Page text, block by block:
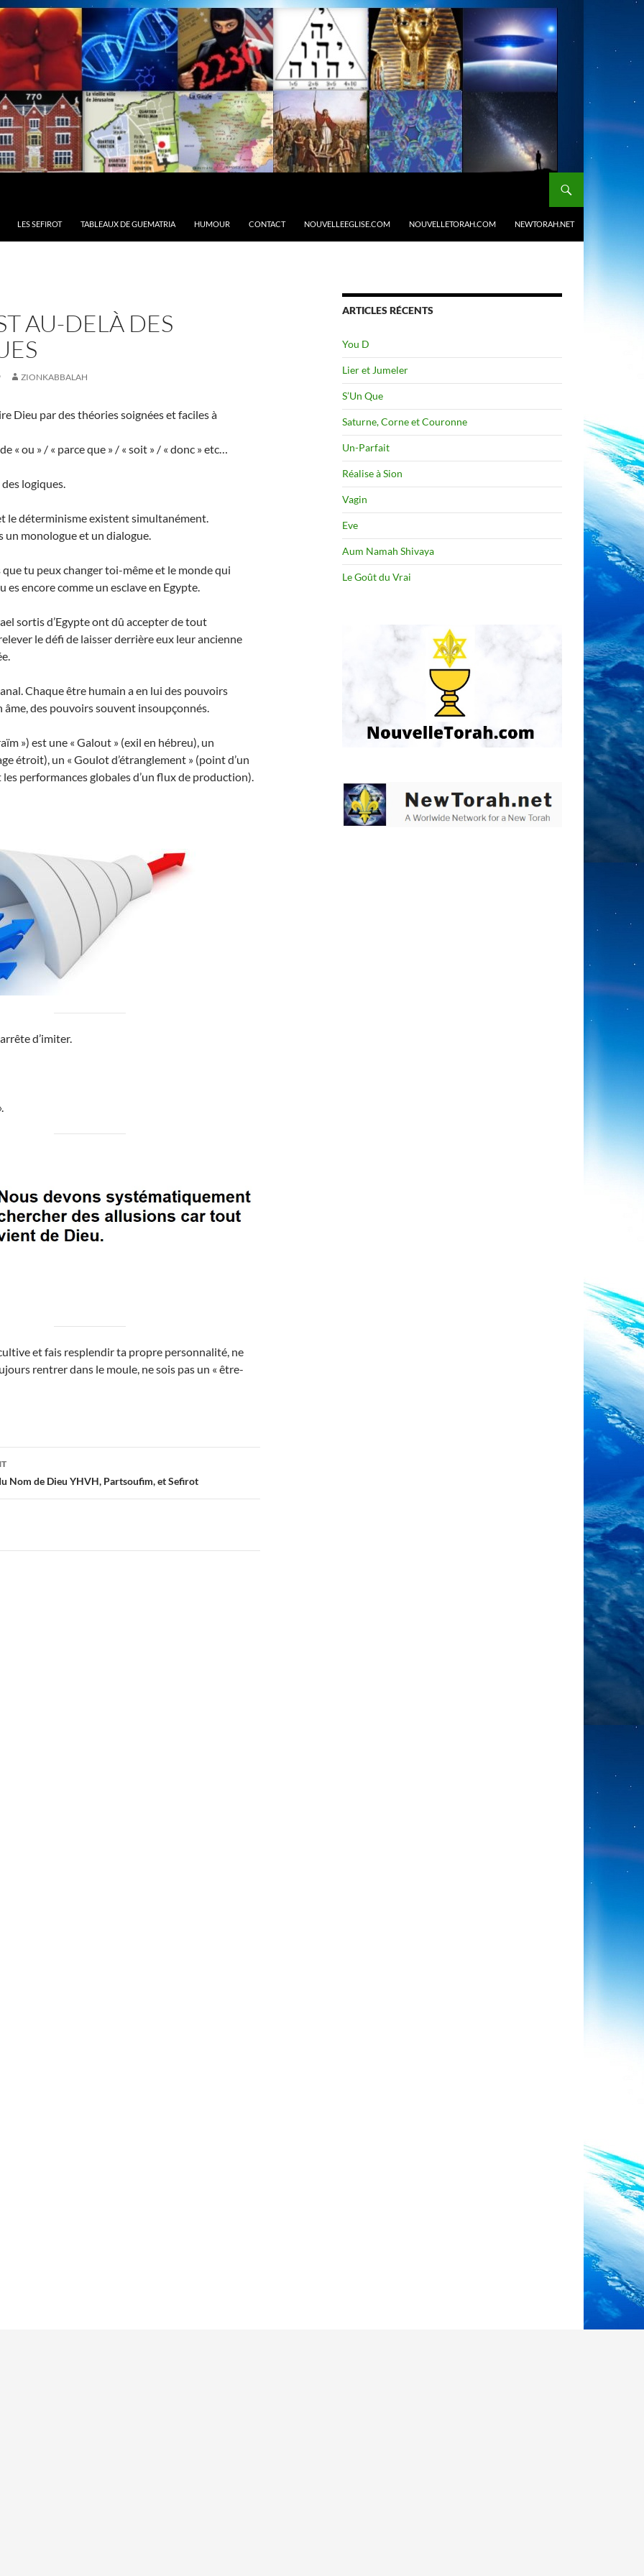
LES SEFIROT TABLEAUX DE GUEMATRIA HUMOUR CONTACT NOUVELLEEGLISE.COM NOUVELLETORAH.COM NEWTORAH.NET
AU-DELÀ DES
ZIONKABBALAH
Dieu par des théories soignées et faciles à
« ou » / « parce que » / « soit » / « donc » etc…
logiques.
le déterminisme existent simultanément.
un monologue et un dialogue.
que tu peux changer toi-même et le monde qui
es encore comme un esclave en Egypte.
sortis d’Egypte ont dû accepter de tout
le défi de laisser derrière eux leur ancienne
Chaque être humain a en lui des pouvoirs
âme, des pouvoirs souvent insoupçonnés.
») est une « Galout » (exil en hébreu), un
étroit), un « Goulot d’étranglement » (point d’un
performances globales d’un flux de production).
d’imiter.
et fais resplendir ta propre personnalité, ne
rentrer dans le moule, ne sois pas un « être-
Nom de Dieu YHVH, Partsoufim, et Sefirot
ARTICLES RÉCENTS
You D
Lier et Jumeler
S’Un Que
Saturne, Corne et Couronne
Un-Parfait
Réalise à Sion
Vagin
Eve
Aum Namah Shivaya
Le Goût du Vrai